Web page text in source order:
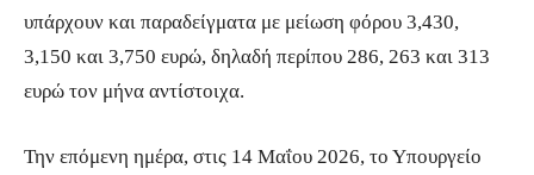
υπάρχουν και παραδείγματα με μείωση φόρου 3,430,
3,150 και 3,750 ευρώ, δηλαδή περίπου 286, 263 και 313
ευρώ τον μήνα αντίστοιχα.
Την επόμενη ημέρα, στις 14 Μαΐου 2026, το Υπουργείο